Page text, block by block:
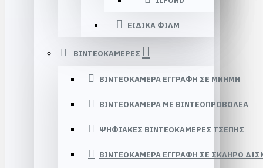
ΕΙΔΙΚΑ ΦΙΛΜ
ΒΙΝΤΕΟΚΑΜΕΡΕΣ
ΒΙΝΤΕΟΚΑΜΕΡΑ ΕΓΓΡΑΦΗ ΣΕ ΜΝΗΜΗ
ΒΙΝΤΕΟΚΑΜΕΡΑ ΜΕ ΒΙΝΤΕΟΠΡΟΒΟΛΕΑ
ΨΗΦΙΑΚΕΣ ΒΙΝΤΕΟΚΑΜΕΡΕΣ ΤΣΕΠΗΣ
ΒΙΝΤΕΟΚΑΜΕΡΑ ΕΓΓΡΑΦΗ ΣΕ ΣΚΛΗΡΟ